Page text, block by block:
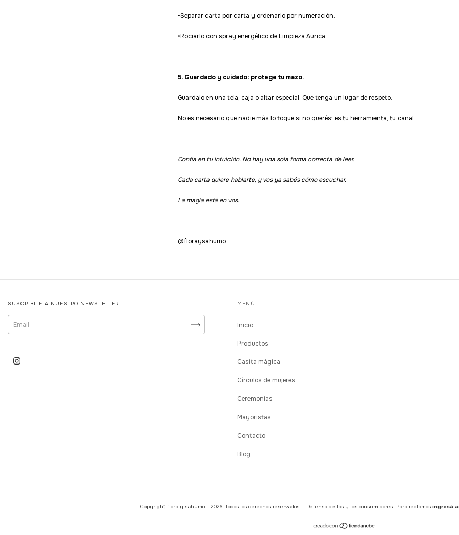
•Separar carta por carta y ordenarlo por numeración.
•Rociarlo con spray energético de Limpieza Aurica.
5. Guardado y cuidado: protege tu mazo.
Guardalo en una tela, caja o altar especial. Que tenga un lugar de respeto.
No es necesario que nadie más lo toque si no querés: es tu herramienta, tu canal.
Confía en tu intuición. No hay una sola forma correcta de leer.
Cada carta quiere hablarte, y vos ya sabés cómo escuchar.
La magia está en vos.
@floraysahumo
SUSCRIBITE A NUESTRO NEWSLETTER MENÚ
Inicio
Productos
Casita mágica
Círculos de mujeres
Ceremonias
Mayoristas
Contacto
Blog
Copyright flora y sahumo - 2026. Todos los derechos reservados. Defensa de las y los consumidores. Para reclamos ingresá